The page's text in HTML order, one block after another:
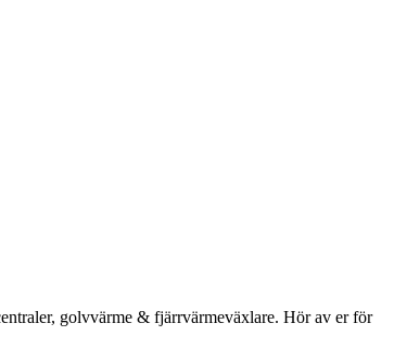
golvvärme & fjärrvärmeväxlare. Hör av er för